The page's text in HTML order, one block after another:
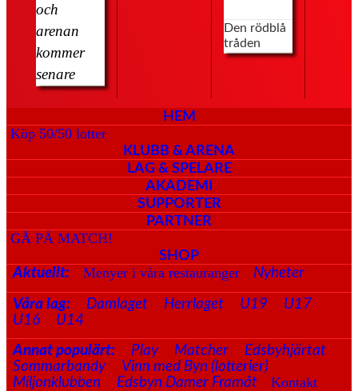
och
arenan
kommer
senare
Den rödblå
tråden
HEM
Köp 50/50 lotter
KLUBB & ARENA
LAG & SPELARE
AKADEMI
SUPPORTER
PARTNER
GÅ PÅ MATCH!
SHOP
Aktuellt: Menyer i våra restauranger Nyheter
Våra lag: Damlaget Herrlaget U19
U17
U16
U14
Annat populärt:
Play Matcher
Edsbyhjärtat
Sommarbandy
Vinn med Byn (lotterier)
Miljonklubben
Edsbyn Damer Framåt Kontakt